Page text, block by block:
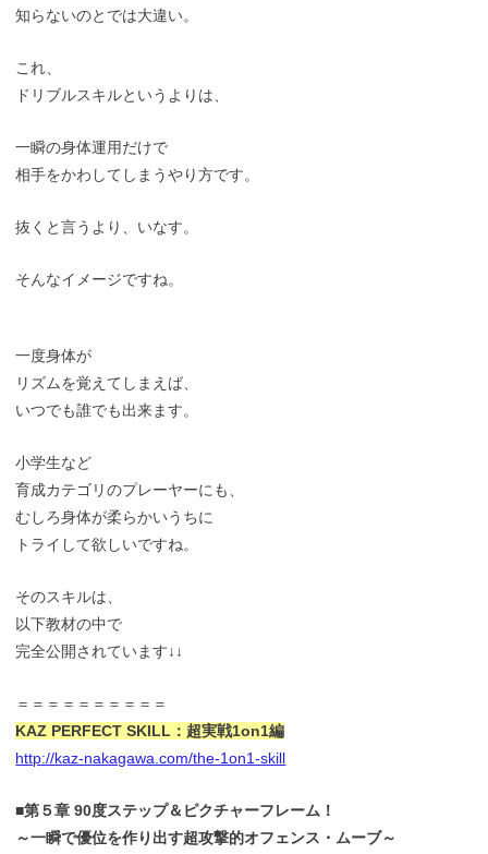
知らないのとでは大違い。
これ、
ドリブルスキルというよりは、
一瞬の身体運用だけで
相手をかわしてしまうやり方です。
抜くと言うより、いなす。
そんなイメージですね。
一度身体が
リズムを覚えてしまえば、
いつでも誰でも出来ます。
小学生など
育成カテゴリのプレーヤーにも、
むしろ身体が柔らかいうちに
トライして欲しいですね。
そのスキルは、
以下教材の中で
完全公開されています↓↓
＝＝＝＝＝＝＝＝＝＝
KAZ PERFECT SKILL：超実戦1on1編
http://kaz-nakagawa.com/the-1on1-skill
■第５章 90度ステップ＆ピクチャーフレーム！
～一瞬で優位を作り出す超攻撃的オフェンス・ムーブ～